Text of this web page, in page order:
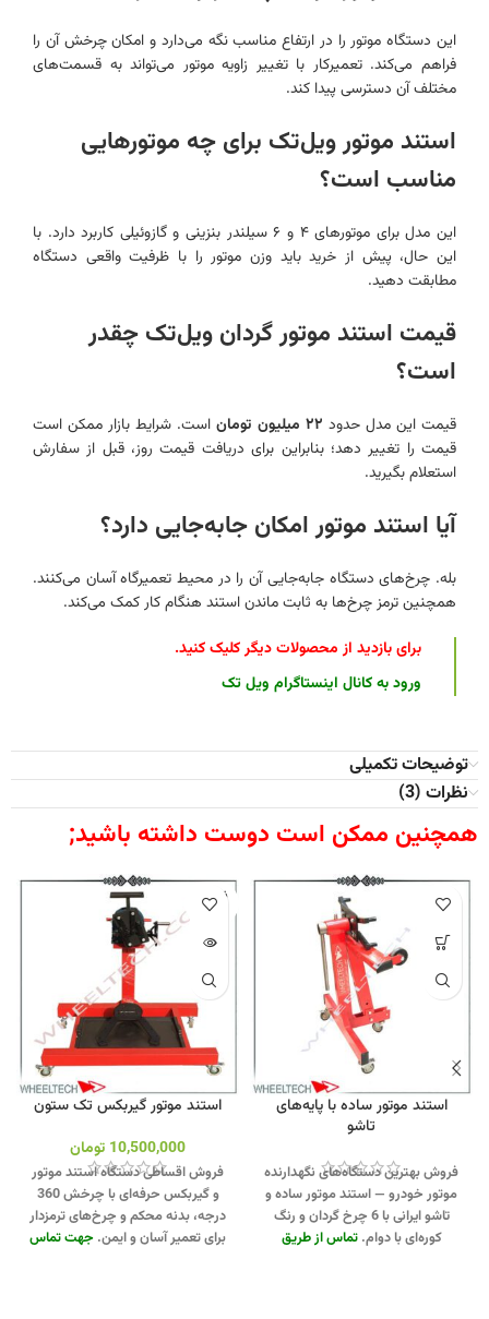
این دستگاه موتور را در ارتفاع مناسب نگه می‌دارد و امکان چرخش آن را
فراهم می‌کند. تعمیرکار با تغییر زاویه موتور می‌تواند به قسمت‌های
مختلف آن دسترسی پیدا کند.
استند موتور ویل‌تک برای چه موتورهایی
مناسب است؟
این مدل برای موتورهای ۴ و ۶ سیلندر بنزینی و گازوئیلی کاربرد دارد. با
این حال، پیش از خرید باید وزن موتور را با ظرفیت واقعی دستگاه
مطابقت دهید.
قیمت استند موتور گردان ویل‌تک چقدر
است؟
قیمت این مدل حدود ۲۲ میلیون تومان
است. شرایط بازار ممکن است
قیمت را تغییر دهد؛ بنابراین برای دریافت قیمت روز، قبل از سفارش
استعلام بگیرید.
آیا استند موتور امکان جابه‌جایی دارد؟
بله. چرخ‌های دستگاه جابه‌جایی آن را در محیط تعمیرگاه آسان می‌کنند.
همچنین ترمز چرخ‌ها به ثابت ماندن استند هنگام کار کمک می‌کند.
برای بازدید از محصولات دیگر کلیک کنید.
ورود به کانال اینستاگرام ویل تک
توضیحات تکمیلی
نظرات (3)
همچنین ممکن است دوست داشته باشید;
استند موتور ساده با پایه‌های
تاشو
فروش بهترین دستگاه‌های نگهدارنده
موتور خودرو — استند موتور ساده و
تاشو ایرانی با 6 چرخ گردان و رنگ
کوره‌ای با دوام. تماس از طریق
فروخته
شده
استند موتور گیربکس تک ستون
10,500,000 تومان
فروش اقساطی دستگاه استند موتور
و گیربکس حرفه‌ای با چرخش 360
درجه، بدنه محکم و چرخ‌های ترمزدار
برای تعمیر آسان و ایمن. جهت تماس